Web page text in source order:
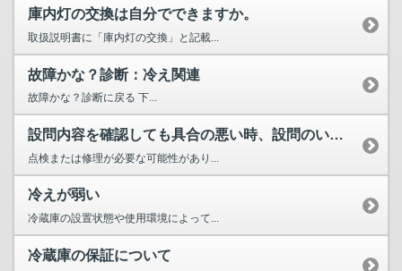
庫内灯の交換は自分でできますか。
取扱説明書に「庫内灯の交換」と記載...
故障かな？診断：冷え関連
故障かな？診断に戻る 下...
設問内容を確認しても具合の悪い時、設問のいずれにも該当しない場合
点検または修理が必要な可能性があり...
冷えが弱い
冷蔵庫の設置状態や使用環境によって...
冷蔵庫の保証について